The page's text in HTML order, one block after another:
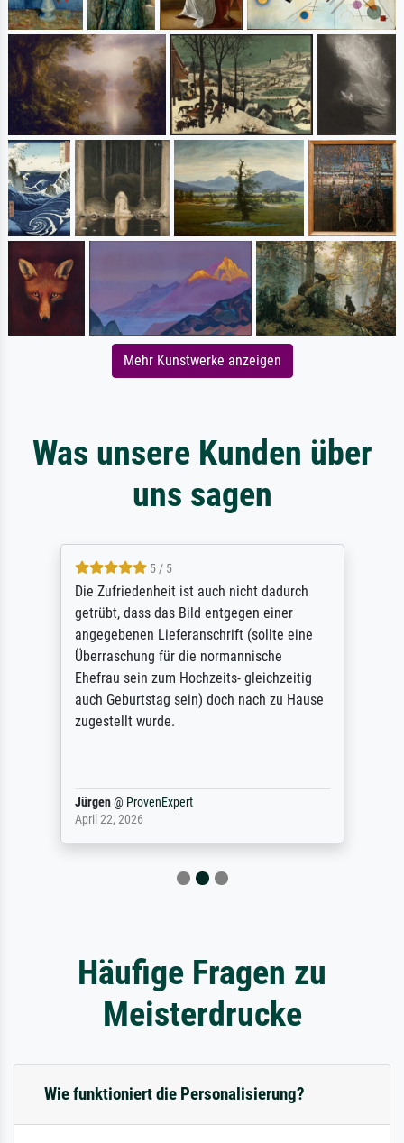
Mehr Kunstwerke anzeigen
Was unsere Kunden über
uns sagen
5 / 5
Die Zufriedenheit ist auch nicht dadurch
getrübt, dass das Bild entgegen einer
angegebenen Lieferanschrift (sollte eine
Überraschung für die normannische
Ehefrau sein zum Hochzeits- gleichzeitig
auch Geburtstag sein) doch nach zu Hause
zugestellt wurde.
Jürgen@ ProvenExpert
April 22, 2026
Häufige Fragen zu
Meisterdrucke
Wie funktioniert die Personalisierung?